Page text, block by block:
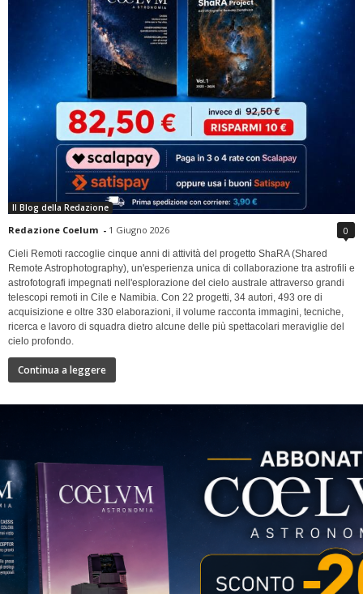
Il Blog della Redazione
Redazione Coelum - 1 Giugno 2026 0
Cieli Remoti raccoglie cinque anni di attività del progetto ShaRA (Shared
Remote Astrophotography), un'esperienza unica di collaborazione tra astrofili e
astrofotografi impegnati nell'esplorazione del cielo australe attraverso grandi
telescopi remoti in Cile e Namibia. Con 22 progetti, 34 autori, 493 ore di
acquisizione e oltre 330 elaborazioni, il volume racconta immagini, tecniche,
ricerca e lavoro di squadra dietro alcune delle più spettacolari meraviglie del
cielo profondo.
Continua a leggere